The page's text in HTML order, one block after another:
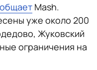
Mash.
уже около 200
Жуковский
ограничения на